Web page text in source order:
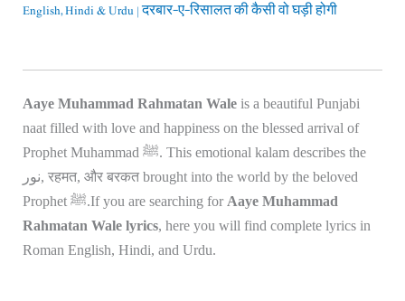
English, Hindi & Urdu | दरबार-ए-रिसालत की कैसी वो घड़ी होगी
Aaye Muhammad Rahmatan Waleis a beautiful Punjabi
naat filled with love and happiness on the blessed arrival of
Prophet Muhammad ﷺ. This emotional kalam describes the
نور, रहमत, और बरकत brought into the world by the beloved
Prophet ﷺ.If you are searching for Aaye Muhammad
Rahmatan Wale lyrics, here you will find complete lyrics in
Roman English, Hindi, and Urdu.